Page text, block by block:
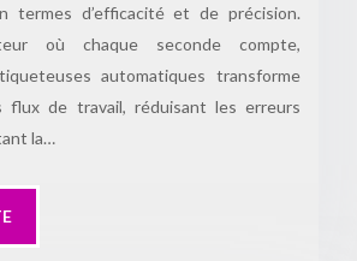
termes d’efficacité et de précision.
où chaque seconde compte,
automatiques transforme
flux de travail, réduisant les erreurs
la…